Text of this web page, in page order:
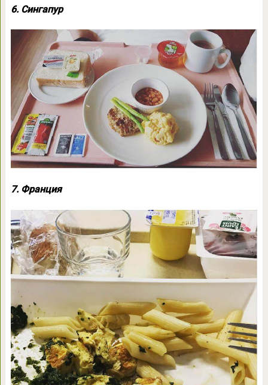
6. Сингапур
7. Франция